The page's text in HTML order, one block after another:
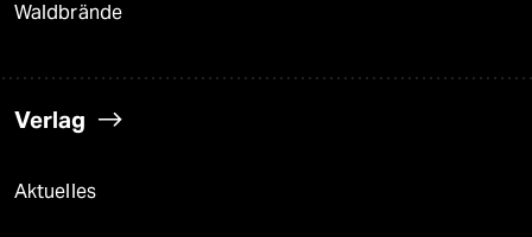
Waldbrände
Verlag
Aktuelles